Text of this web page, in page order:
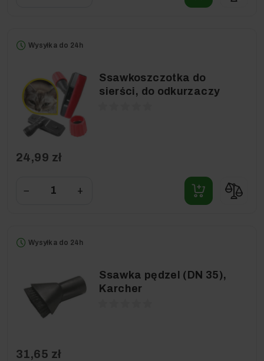
Wysyłka do 24h
Ssawkoszczotka do
sierści, do odkurzaczy
24,99 zł
− +
Wysyłka do 24h
Ssawka pędzel (DN 35),
Karcher
31,65 zł